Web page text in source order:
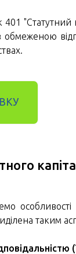
"Статутний
обмеженою
таким